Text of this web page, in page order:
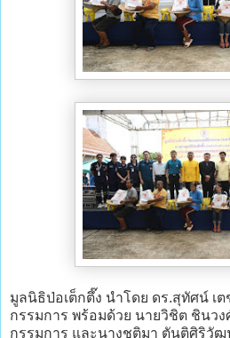
มูลนิธิป่อเต็กตึ๊ง นำโดย ดร.สุทัศน์ เ
กรรมการ พร้อมด้วย นายวิชิต ชินว
กรรมการ และนางชุติมา ตันติศิริวั